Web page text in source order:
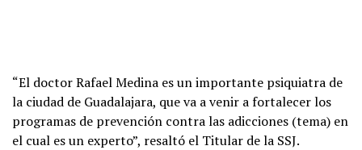
“El doctor Rafael Medina es un importante psiquiatra de
la ciudad de Guadalajara, que va a venir a fortalecer los
programas de prevención contra las adicciones (tema) en
el cual es un experto”, resaltó el Titular de la SSJ.